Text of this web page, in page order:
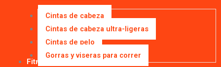
Cintas de cabeza
Cintas de cabeza ultra-ligeras
Cintas de pelo
Gorras y viseras para correr
Fitness